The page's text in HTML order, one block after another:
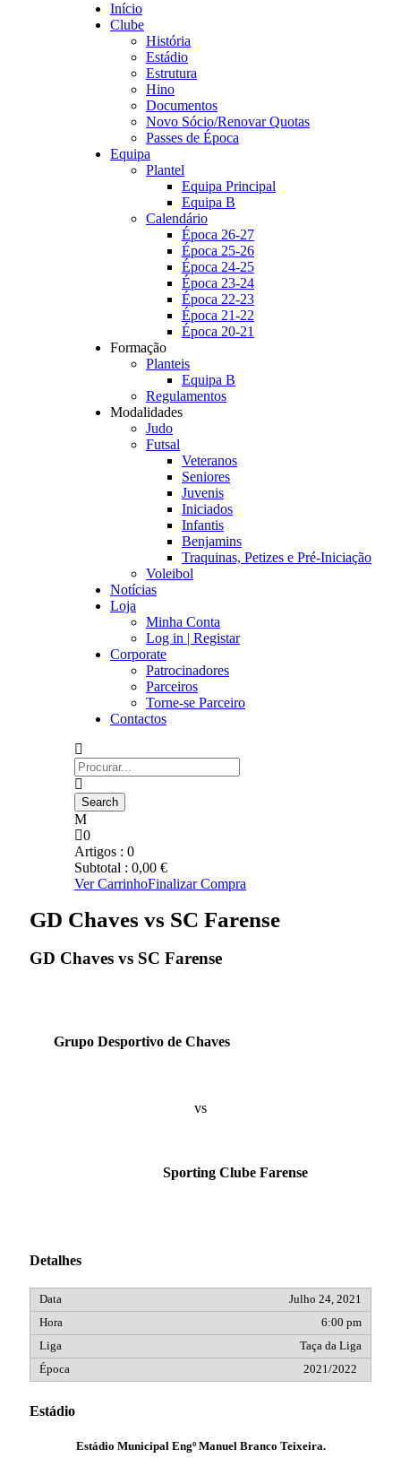
Início
Clube
História
Estádio
Estrutura
Hino
Documentos
Novo Sócio/Renovar Quotas
Passes de Época
Equipa
Plantel
Equipa Principal
Equipa B
Calendário
Época 26-27
Época 25-26
Época 24-25
Época 23-24
Época 22-23
Época 21-22
Época 20-21
Formação
Planteis
Equipa B
Regulamentos
Modalidades
Judo
Futsal
Veteranos
Seniores
Juvenis
Iniciados
Infantis
Benjamins
Traquinas, Petizes e Pré-Iniciação
Voleibol
Notícias
Loja
Minha Conta
Log in | Registar
Corporate
Patrocinadores
Parceiros
Torne-se Parceiro
Contactos
0
Artigos : 0
Subtotal : 0,00 €
Ver CarrinhoFinalizar Compra
GD Chaves vs SC Farense
GD Chaves vs SC Farense
Grupo Desportivo de Chaves
vs
Sporting Clube Farense
Detalhes
Julho 24, 2021
6:00 pm
Taça da Liga
2021/2022
Estádio
Estádio Municipal Engº Manuel Branco Teixeira.